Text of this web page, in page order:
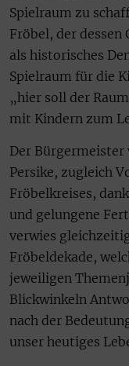
Spielraum zu
Fröbel, der dessen
als historisches
Spielraum für die
„hier soll der
mit Kindern zum
Der Bürgermeister
Persike, zugleich
Fröbelkreises,
und gelungene
verwies
Fröbeldekade,
jeweiligen
Blickwinkeln
nach der
unser heutiges